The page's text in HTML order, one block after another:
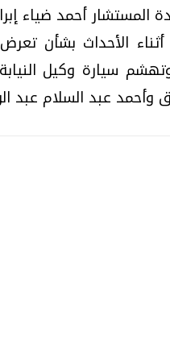
أحمد ضياء
الأحداث بشأن تعرض
سيارة وكيل
عبد السلام عبد